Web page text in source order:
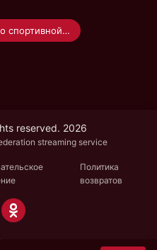
Чемпионат России по спортивной борьбе
reserved. 2026
streaming service
Политика
возвратов